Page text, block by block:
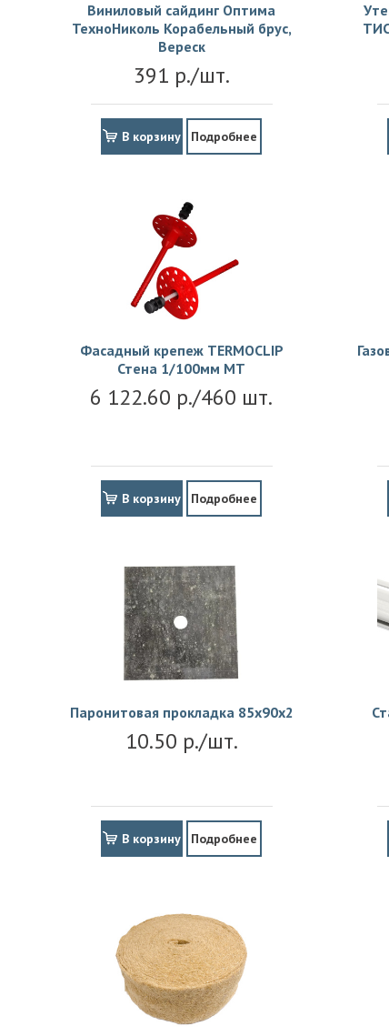
Виниловый сайдинг Оптима
ТехноНиколь Корабельный брус,
Вереск
391 р./шт.
В корзину Подробнее
Фасадный крепеж TERMOCLIP
Стена 1/100мм MT
6 122.60 р./460 шт.
В корзину Подробнее
Паронитовая прокладка 85x90x2
10.50 р./шт.
В корзину Подробнее